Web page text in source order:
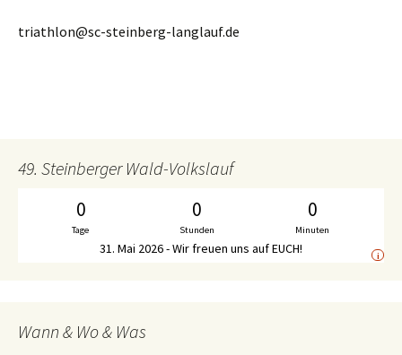
triathlon@sc-steinberg-langlauf.de
49. Steinberger Wald-Volkslauf
0
Tage
0
Stunden
0
Minuten
31. Mai 2026 - Wir freuen uns auf EUCH! i
Wann & Wo & Was